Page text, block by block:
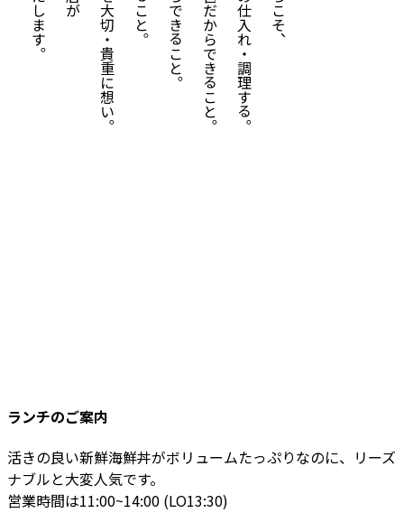
ランチのご案内
活きの良い新鮮海鮮丼がボリュームたっぷりなのに、リーズ
ナブルと大変人気です。
営業時間は11:00~14:00 (LO13:30)